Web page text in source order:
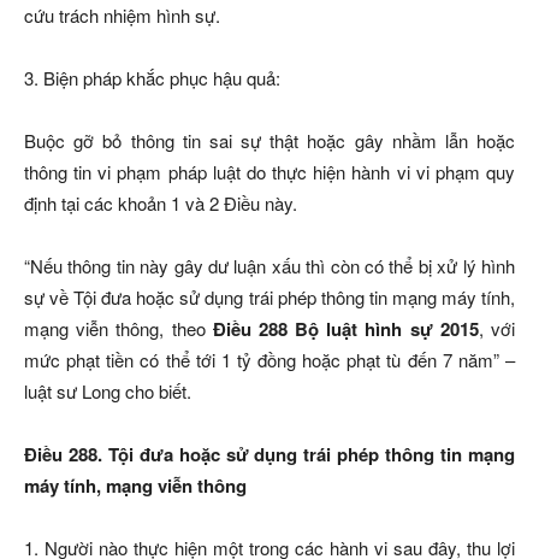
cứu trách nhiệm hình sự.
3. Biện pháp khắc phục hậu quả:
Buộc gỡ bỏ thông tin sai sự thật hoặc gây nhầm lẫn hoặc
thông tin vi phạm pháp luật do thực hiện hành vi vi phạm quy
định tại các khoản 1 và 2 Điều này.
“Nếu thông tin này gây dư luận xấu thì còn có thể bị xử lý hình
sự về Tội đưa hoặc sử dụng trái phép thông tin mạng máy tính,
mạng viễn thông, theo Điều 288 Bộ luật hình sự 2015, với
mức phạt tiền có thể tới 1 tỷ đồng hoặc phạt tù đến 7 năm” –
luật sư Long cho biết.
Điều 288. Tội đưa hoặc sử dụng trái phép thông tin mạng
máy tính, mạng viễn thông
1. Người nào thực hiện một trong các hành vi sau đây, thu lợi